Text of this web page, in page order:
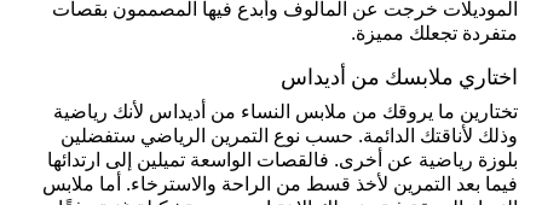
الموديلات خرجت عن المألوف وأبدع فيها المصممون بقصات
متفردة تجعلك مميزة.
اختاري ملابسك من أديداس
تختارين ما يروقك من ملابس النساء من أديداس لأنك رياضية
وذلك لأناقتك الدائمة. حسب نوع التمرين الرياضي ستفضلين
بلوزة رياضية عن أخرى. فالقصات الواسعة تميلين إلى ارتدائها
فيما بعد التمرين لأخذ قسط من الراحة والاسترخاء. أما ملابس